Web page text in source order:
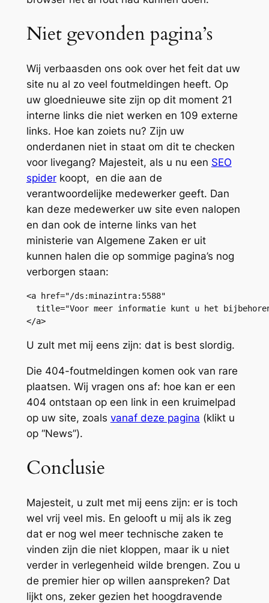
Niet gevonden pagina’s
Wij verbaasden ons ook over het feit dat uw
site nu al zo veel foutmeldingen heeft. Op
uw gloednieuwe site zijn op dit moment 21
interne links die niet werken en 109 externe
links. Hoe kan zoiets nu? Zijn uw
onderdanen niet in staat om dit te checken
voor livegang? Majesteit, als u nu een SEO
spiderkoopt, en die aan de
verantwoordelijke medewerker geeft. Dan
kan deze medewerker uw site even nalopen
en dan ook de interne links van het
ministerie van Algemene Zaken er uit
kunnen halen die op sommige pagina’s nog
verborgen staan:
<a href="/ds:minazintra:5588"
title="Voor meer informatie kunt u het
</a>
U zult met mij eens zijn: dat is best slordig.
Die 404-foutmeldingen komen ook van rare
plaatsen. Wij vragen ons af: hoe kan er een
404 ontstaan op een link in een kruimelpad
op uw site, zoals vanaf deze pagina (klikt u
op “News”).
Conclusie
Majesteit, u zult met mij eens zijn: er is toch
wel vrij veel mis. En gelooft u mij als ik zeg
dat er nog wel meer technische zaken te
vinden zijn die niet kloppen, maar ik u niet
verder in verlegenheid wilde brengen. Zou u
de premier hier op willen aanspreken? Dat
lijkt ons, zeker gezien het hoogdravende